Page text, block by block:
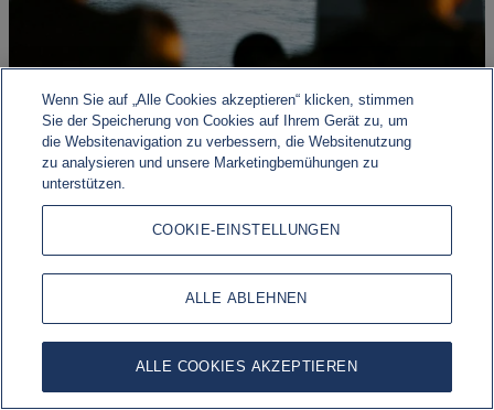
Geopolitisches Risiko, wirtschaftliche Widerstandsfähigkeit
Die Märkte werden weiterhin von einer Vielzahl
Entwicklungen geprägt.
Wenn Sie auf „Alle Cookies akzeptieren“ klicken, stimmen
Sie der Speicherung von Cookies auf Ihrem Gerät zu, um
die Websitenavigation zu verbessern, die Websitenutzung
zu analysieren und unsere Marketingbemühungen zu
unterstützen.
COOKIE-EINSTELLUNGEN
ALLE ABLEHNEN
ALLE COOKIES AKZEPTIEREN